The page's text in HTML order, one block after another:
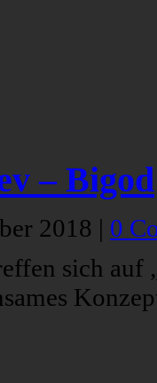
– Bigod
2018 | 0
sich auf